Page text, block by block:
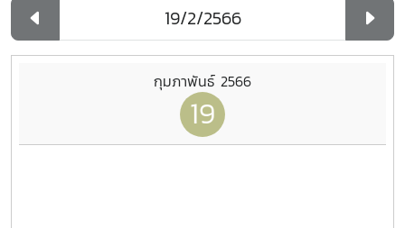
กุมภาพันธ์ 2566
19